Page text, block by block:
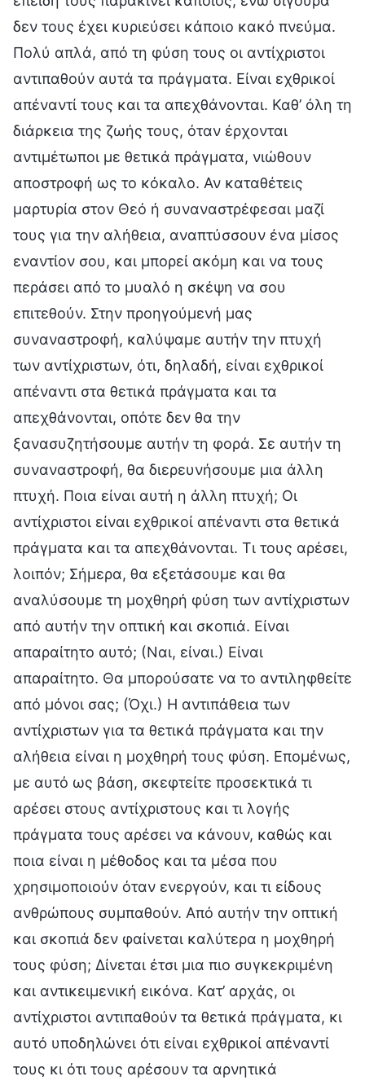
δεν τους έχει κυριεύσει κάποιο κακό πνεύμα.
Πολύ απλά, από τη φύση τους οι αντίχριστοι
αντιπαθούν αυτά τα πράγματα. Είναι εχθρικοί
απέναντί τους και τα απεχθάνονται. Καθ’ όλη τη
διάρκεια της ζωής τους, όταν έρχονται
αντιμέτωποι με θετικά πράγματα, νιώθουν
αποστροφή ως το κόκαλο. Αν καταθέτεις
μαρτυρία στον Θεό ή συναναστρέφεσαι μαζί
τους για την αλήθεια, αναπτύσσουν ένα μίσος
εναντίον σου, και μπορεί ακόμη και να τους
περάσει από το μυαλό η σκέψη να σου
επιτεθούν. Στην προηγούμενή μας
συναναστροφή, καλύψαμε αυτήν την πτυχή
των αντίχριστων, ότι, δηλαδή, είναι εχθρικοί
απέναντι στα θετικά πράγματα και τα
απεχθάνονται, οπότε δεν θα την
ξανασυζητήσουμε αυτήν τη φορά. Σε αυτήν τη
συναναστροφή, θα διερευνήσουμε μια άλλη
πτυχή. Ποια είναι αυτή η άλλη πτυχή; Οι
αντίχριστοι είναι εχθρικοί απέναντι στα θετικά
πράγματα και τα απεχθάνονται. Τι τους αρέσει,
λοιπόν; Σήμερα, θα εξετάσουμε και θα
αναλύσουμε τη μοχθηρή φύση των αντίχριστων
από αυτήν την οπτική και σκοπιά. Είναι
απαραίτητο αυτό; (Ναι, είναι.) Είναι
απαραίτητο. Θα μπορούσατε να το αντιληφθείτε
από μόνοι σας; (Όχι.) Η αντιπάθεια των
αντίχριστων για τα θετικά πράγματα και την
αλήθεια είναι η μοχθηρή τους φύση. Επομένως,
με αυτό ως βάση, σκεφτείτε προσεκτικά τι
αρέσει στους αντίχριστους και τι λογής
πράγματα τους αρέσει να κάνουν, καθώς και
ποια είναι η μέθοδος και τα μέσα που
χρησιμοποιούν όταν ενεργούν, και τι είδους
ανθρώπους συμπαθούν. Από αυτήν την οπτική
και σκοπιά δεν φαίνεται καλύτερα η μοχθηρή
τους φύση; Δίνεται έτσι μια πιο συγκεκριμένη
και αντικειμενική εικόνα. Κατ’ αρχάς, οι
αντίχριστοι αντιπαθούν τα θετικά πράγματα, κι
αυτό υποδηλώνει ότι είναι εχθρικοί απέναντί
τους κι ότι τους αρέσουν τα αρνητικά